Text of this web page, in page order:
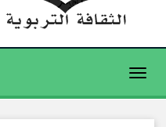
Toggle